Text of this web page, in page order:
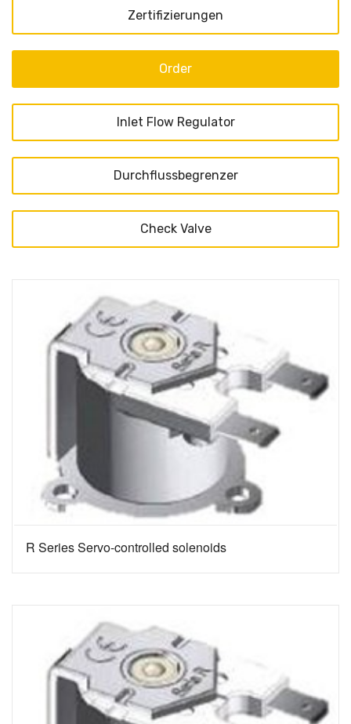
Zertifizierungen
Order
Inlet Flow Regulator
Durchflussbegrenzer
Check Valve
R Series Servo-controlled solenoids